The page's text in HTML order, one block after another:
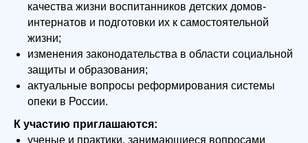
качества жизни воспитанников детских домов-
интернатов и подготовки их к самостоятельной
жизни;
изменения законодательства в области социальной
защиты и образования;
актуальные вопросы реформирования системы
опеки в России.
К участию приглашаются:
ученые и практики, занимающиеся вопросами